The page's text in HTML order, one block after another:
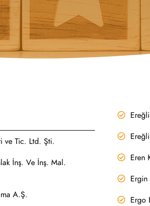
ve Tic. Ltd. Şti.
İnş. Ve İnş. Mal.
A.Ş.
Eren
Ergo